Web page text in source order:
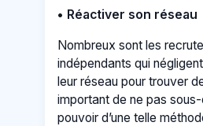
• Réactiver son réseau
Nombreux sont les
indépendants qui
leur réseau pour trouver
important de ne pas
pouvoir d’une telle